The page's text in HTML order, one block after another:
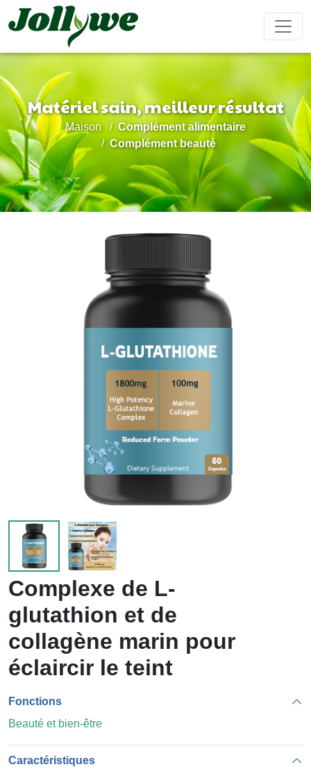
Soulagement
constipation
Supplément
perte de
Complément
beauté
Renforcer
le
système
immunitaire
Ameliorer
ses
sexuel
cardiovasculaire
Aide pour
dormir
Compléments
alimentaires
pour
Comprimés/Pilules Gélules Boisson solide
Boisson liquide Sachet de thé
Bonbons
Matériel sain, meilleur résultat
Maison
Complément alimentaire
Complément beauté
Complexe de L-
glutathion et de
collagène marin pour
éclaircir le teint
Fonctions
Beauté et bien-être
Caractéristiques